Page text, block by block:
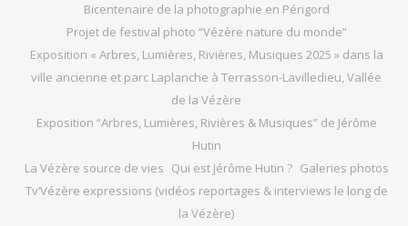
Bicentenaire de la photographie en Périgord
Projet de festival photo “Vézère nature du monde”
Exposition « Arbres, Lumières, Rivières, Musiques 2025 » dans la
ville ancienne et parc Laplanche à Terrasson-Lavilledieu, Vallée
de la Vézère
Exposition “Arbres, Lumières, Rivières & Musiques” de Jérôme
Hutin
La Vézère source de vies Qui est Jérôme Hutin ? Galeries photos
Tv’Vézère expressions (vidéos reportages & interviews le long de
la Vézère)